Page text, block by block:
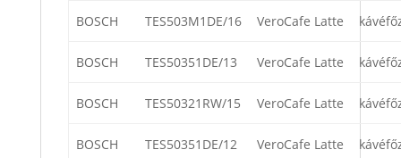
BOSCH TES503M1DE/16 VeroCafe Latte
BOSCH TES50351DE/13 VeroCafe Latte
BOSCH TES50321RW/15 VeroCafe Latte
BOSCH TES50351DE/12 VeroCafe Latte